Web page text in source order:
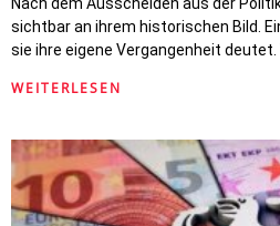
sichtbar an ihrem historischen Bild.
sie ihre eigene Vergangenheit deutet.
WEITERLESEN